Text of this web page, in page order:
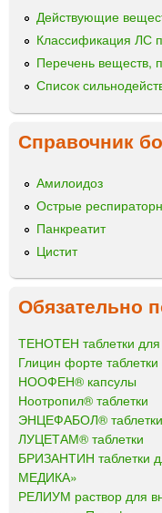
Действующие
Классификация ЛС
Перечень веществ,
Список
Справочник
Амилоидоз
Острые
Панкреатит
Цистит
Обязательно
ТЕНОТЕН таблетки
Глицин форте
НООФЕН® капсулы
Ноотропил® таблетки
ЭНЦЕФАБОЛ® таблетки
ЛУЦЕТАМ® таблетки
БРИЗАНТИН таблетки
МЕДИКА»
РЕЛИУМ раствор для